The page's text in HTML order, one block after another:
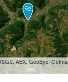
AEX, GeoEye,